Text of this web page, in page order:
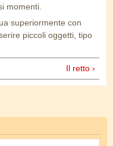
momenti.
superiormente con
piccoli oggetti, tipo
Il retto ›